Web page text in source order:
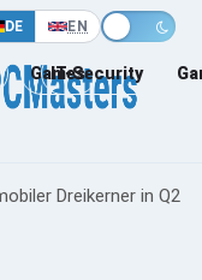
DE EN
Games
IT-Security
Dreikerner in Q2